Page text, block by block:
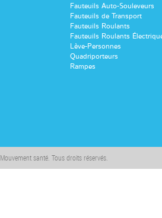
Fauteuils Auto-Souleveurs
Fauteuils de Transport
Fauteuils Roulants
Fauteuils Roulants
Lève-Personnes
Quadriporteurs
Rampes
santé. Tous droits réservés.